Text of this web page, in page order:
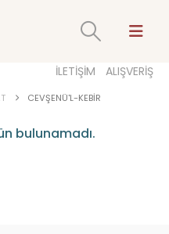
İLETİŞİM ALIŞVERİŞ
CEVŞENÜ'L-KEBIR
bulunamadı.